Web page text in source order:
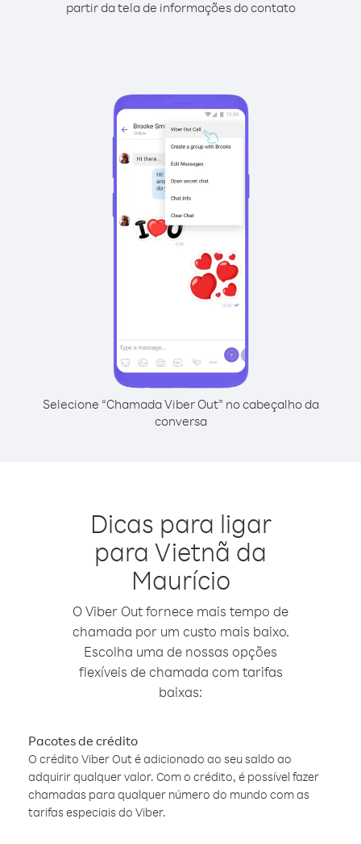
partir da tela de informações do contato
Selecione “Chamada Viber Out” no cabeçalho da
conversa
Dicas para ligar
para Vietnã da
Maurício
O Viber Out fornece mais tempo de
chamada por um custo mais baixo.
Escolha uma de nossas opções
flexíveis de chamada com tarifas
baixas:
Pacotes de crédito
O crédito Viber Out é adicionado ao seu saldo ao
adquirir qualquer valor. Com o crédito, é possível fazer
chamadas para qualquer número do mundo com as
tarifas especiais do Viber.